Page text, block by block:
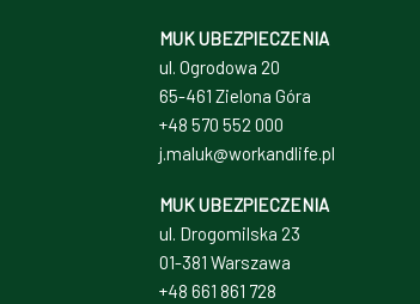
MUK UBEZPIECZENIA
ul. Ogrodowa 20
65-461 Zielona Góra
+48 570 552 000
j.maluk@workandlife.pl
MUK UBEZPIECZENIA
ul. Drogomilska 23
01-381 Warszawa
+48 661 861 728